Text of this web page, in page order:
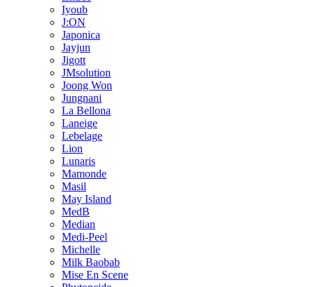
Iyoub
J:ON
Japonica
Jayjun
Jigott
JMsolution
Joong Won
Jungnani
La Bellona
Laneige
Lebelage
Lion
Lunaris
Mamonde
Masil
May Island
MedB
Median
Medi-Peel
Michelle
Milk Baobab
Mise En Scene